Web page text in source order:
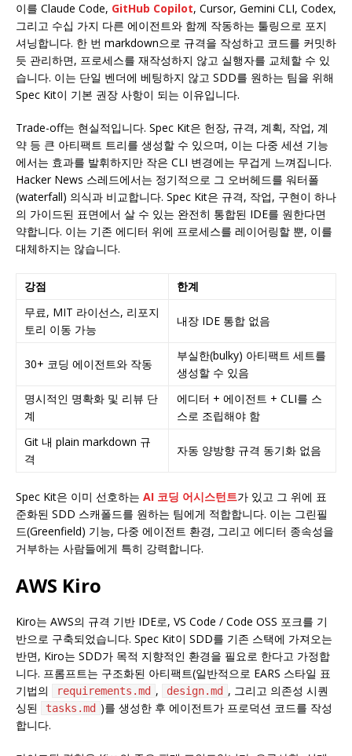
이를 Claude Code, GitHub Copilot, Cursor, Gemini CLI, Codex,
그리고 수십 가지 다른 에이전트와 함께 작동하는 툴링으로 포지
셔닝합니다. 한 번 markdown으로 규격을 작성하고 코드를 커밋하
듯 관리하면, 프로세스를 재작성하지 않고 실행자를 교체할 수 있
습니다. 이는 단일 벤더에 베팅하지 않고 SDD를 원하는 팀을 위해
Spec Kit이 기본 권장 사항이 되는 이유입니다.
Trade-off는 현실적입니다. Spec Kit은 헌장, 규격, 계획, 작업, 계
약 등 큰 아티팩트 트리를 생성할 수 있으며, 이는 다중 세션 기능
에서는 효과를 발휘하지만 작은 CLI 변경에는 무겁게 느껴집니다.
Hacker News 스레드에서는 정기적으로 그 오버헤드를 워터폴
(waterfall) 의식과 비교합니다. Spec Kit은 규격, 작업, 구현이 하나
의 가이드된 표면에서 살 수 있는 완전히 통합된 IDE를 원한다면
약합니다. 이는 기존 에디터 위에 프로세스를 레이어링할 뿐, 이를
대체하지는 않습니다.
강점
한계
무료, MIT 라이선스, 리포지
토리 이동 가능
내장 IDE 통합 없음
30+ 코딩 에이전트와 작동
부실한(bulky) 아티팩트 세트를
생성할 수 있음
명시적인 명확화 및 리뷰 단
계
에디터 + 에이전트 + CLI를 스
스로 조립해야 함
Git 내 plain markdown 규
격
자동 양방향 규격 동기화 없음
Spec Kit은 이미 선호하는 AI 코딩 어시스턴트가 있고 그 위에 표
준화된 SDD 스캐폴드를 원하는 팀에게 적합합니다. 이는 그린필
드(Greenfield) 기능, 다중 에이전트 환경, 그리고 에디터 종속성을
거부하는 사람들에게 특히 강력합니다.
AWS Kiro
Kiro는 AWS의 규격 기반 IDE로, VS Code / Code OSS 포크를 기
반으로 구축되었습니다. Spec Kit이 SDD를 기존 스택에 가져오는
반면, Kiro는 SDD가 목적 지향적인 환경을 필요로 한다고 가정합
니다. 프롬프트는 구조화된 아티팩트(일반적으로 EARS 스타일 표
기법의
requirements.md , design.md , 그리고 의존성 시퀀
싱된
tasks.md )를 생성한 후 에이전트가 프로덕션 코드를 작성
합니다.